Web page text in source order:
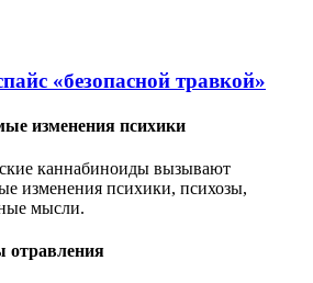
«безопасной травкой»
изменения психики
каннабиноиды вызывают
изменения психики, психозы,
мысли.